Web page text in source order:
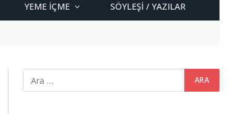
YEME İÇME SÖYLEŞI / YAZILAR